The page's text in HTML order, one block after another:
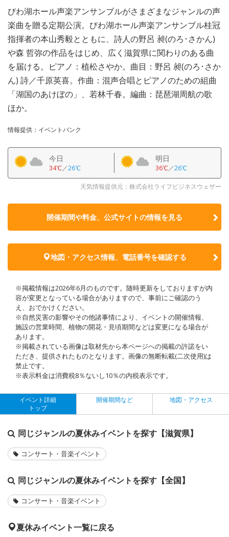
びわ湖ホール声楽アンサンブルがさまざまなジャンルの声
楽曲を贈る定期公演。びわ湖ホール声楽アンサンブル桂冠
指揮者の本山秀毅とともに、詩人の野呂 昶(のろ･さかん)
や森 哲弥の作品をはじめ、広く滋賀県に関わりのある曲
を届ける。ピアノ：植松さやか。曲目：野呂 昶(のろ･さか
ん) 詩／千原英喜。作曲：混声合唱とピアノのための組曲
「湖国のあけぼの」、若林千春。編曲：琵琶湖周航の歌
ほか。
情報提供：イベントバンク
今日
34℃／26℃
明日
36℃／26℃
天気情報提供元：株式会社ライフビジネスウェザー
開催期間や料金、公式サイトの情報を見る
地図・アクセス情報、電話番号を確認する
※掲載情報は2026年6月のものです。随時更新をしておりますが内
容が変更となっている場合がありますので、事前にご確認のう
え、おでかけください。
※自然災害の影響やその他諸事情により、イベントの開催情報、
施設の営業時間、植物の開花・見頃期間などは変更になる場合が
あります。
※掲載されている画像は取材先から本ページへの掲載の許諾をい
ただき、提供されたものとなります。画像の無断転載(二次使用)は
禁止です。
※表示料金は消費税8％ないし10％の内税表示です。
イベント詳細
トップ
開催期間など 地図・アクセス
同じジャンルの夏休みイベントを探す【滋賀県】
コンサート・音楽イベント
同じジャンルの夏休みイベントを探す【全国】
コンサート・音楽イベント
夏休みイベント一覧に戻る